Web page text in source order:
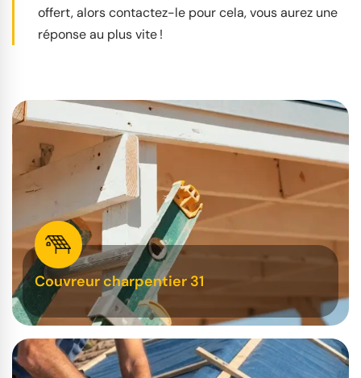
offert, alors contactez-le pour cela, vous aurez une
réponse au plus vite !
Couvreur charpentier 31